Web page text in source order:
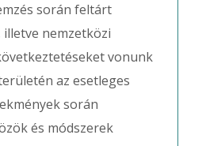
során feltárt
nemzetközi
vonunk
az esetleges
során
és módszerek